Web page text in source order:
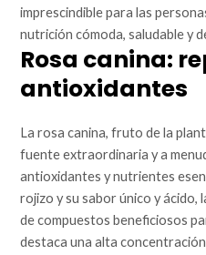
imprescindible para las
nutrición cómoda, saludable y
Rosa canina:
antioxidantes
La rosa canina, fruto de la
fuente extraordinaria y a
antioxidantes y nutrientes
rojizo y su sabor único y
de compuestos beneficiosos
destaca una alta